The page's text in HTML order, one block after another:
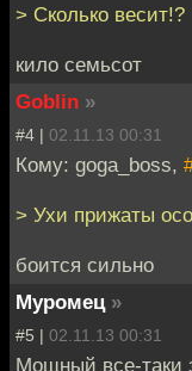
> Сколько весит!?
кило семьсот
Goblin »
#4 | 02.11.13 00:31
Кому: goga_boss,
> Ухи прижаты
боится сильно
Муромец »
#5 | 02.11.13 00:31
Мощный все-таки